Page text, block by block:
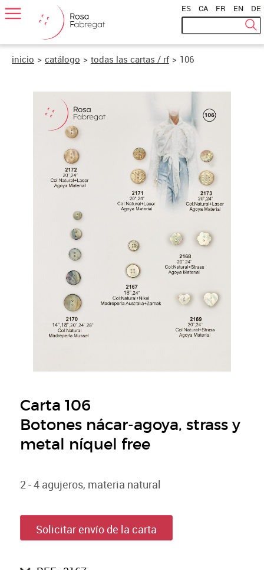
DE
EN
FR
CA
ES
inicio > catálogo > todas las cartas / rf > 106
Carta 106
Botones nácar-agoya, strass y
metal níquel free
2 - 4 agujeros, materia natural
Solicitar envío de la carta